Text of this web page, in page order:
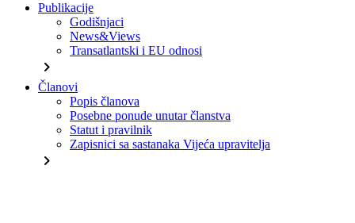
Publikacije
Godišnjaci
News&Views
Transatlantski i EU odnosi
chevron_right
Članovi
Popis članova
Posebne ponude unutar članstva
Statut i pravilnik
Zapisnici sa sastanaka Vijeća upravitelja
chevron_right